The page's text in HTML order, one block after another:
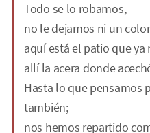
Todo se lo robamos,
no le dejamos ni un
aquí está el patio que
allí la acera donde
Hasta lo que pensamos
también;
nos hemos repartido